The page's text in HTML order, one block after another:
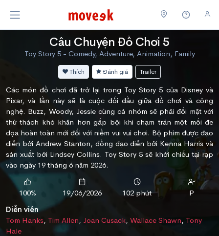
Câu Chuyện Đồ Chơi 5
Toy Story 5 - Comedy, Adventure, Animation, Family
Thích Đánh giá Trailer
Các món đồ chơi đã trở lại trong Toy Story 5 của Disney và
Pixar, và lần này sẽ là cuộc đối đầu giữa đồ chơi và công
nghệ. Buzz, Woody, Jessie cùng cả nhóm sẽ phải đối mặt với
thử thách khó khăn hơn gấp bội khi chạm trán một mối đe
dọa hoàn toàn mới đối với niềm vui vui chơi. Bộ phim được đạo
diễn bởi Andrew Stanton, đồng đạo diễn bởi Kenna Harris và
sản xuất bởi Lindsey Collins. Toy Story 5 sẽ khởi chiếu tại rạp
vào ngày 19 tháng 6 năm 2026.
100% 19/06/2026 102 phút
P
Diễn viên
Tom Hanks, Tim Allen, Joan Cusack, Wallace Shawn, Tony
Hale